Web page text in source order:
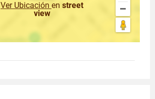
Ver Ubicación en street
view